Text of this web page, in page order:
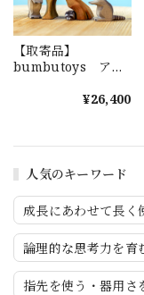
人気のキーワード
成長にあわせて長く
論理的な思考力を育
指先を使う・器用さ
【取寄品】
bumbutoys アラ
¥26,400